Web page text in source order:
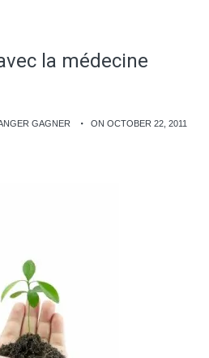
la médecine
GAGNER ON OCTOBER 22, 2011